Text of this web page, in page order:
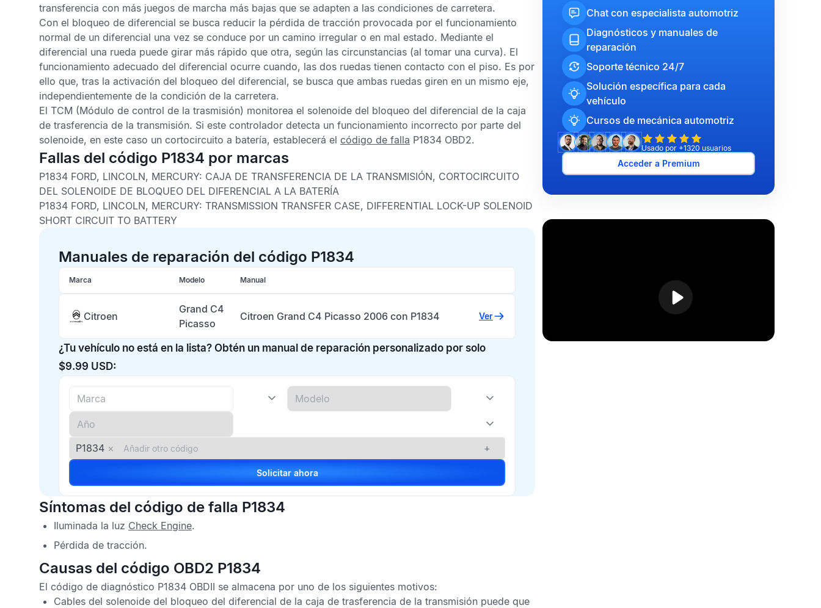
transferencia con más juegos de marcha más bajas que se adapten a las condiciones de carretera.
Con el bloqueo de diferencial se busca reducir la pérdida de tracción provocada por el funcionamiento
normal de un diferencial una vez se conduce por un camino irregular o en mal estado. Mediante el
diferencial una rueda puede girar más rápido que otra, según las circunstancias (al tomar una curva). El
funcionamiento adecuado del diferencial ocurre cuando, las dos ruedas tienen contacto con el piso. Es por
ello que, tras la activación del bloqueo del diferencial, se busca que ambas ruedas giren en un mismo eje,
independientemente de la condición de la carretera.
El TCM (Módulo de control de la trasmisión) monitorea el solenoide del bloqueo del diferencial de la caja
de trasferencia de la transmisión. Si este controlador detecta un funcionamiento incorrecto por parte del
solenoide, en este caso un cortocircuito a batería, establecerá el código de falla P1834 OBD2.
Fallas del código P1834 por marcas
P1834 FORD, LINCOLN, MERCURY: CAJA DE TRANSFERENCIA DE LA TRANSMISIÓN, CORTOCIRCUITO
DEL SOLENOIDE DE BLOQUEO DEL DIFERENCIAL A LA BATERÍA
P1834 FORD, LINCOLN, MERCURY: TRANSMISSION TRANSFER CASE, DIFFERENTIAL LOCK-UP SOLENOID
SHORT CIRCUIT TO BATTERY
Manuales de reparación del código P1834
Marca Modelo Manual
Citroen
Grand C4
Picasso
Citroen Grand C4 Picasso 2006 con P1834 Ver
¿Tu vehículo no está en la lista? Obtén un manual de reparación personalizado por solo
$9.99 USD:
P1834 × +
Solicitar ahora
Síntomas del código de falla P1834
Iluminada la luz Check Engine.
Pérdida de tracción.
Causas del código OBD2 P1834
El código de diagnóstico P1834 OBDII se almacena por uno de los siguientes motivos:
Cables del solenoide del bloqueo del diferencial de la caja de trasferencia de la transmisión puede que
Chat con especialista automotriz
Diagnósticos y manuales de
reparación
Soporte técnico 24/7
Solución específica para cada
vehículo
Cursos de mecánica automotriz
Usado por +1320 usuarios
Acceder a Premium